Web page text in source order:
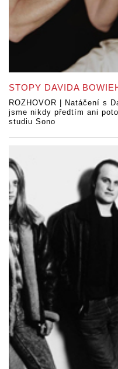
STOPY DAVIDA
ROZHOVOR | Natáčení s
jsme nikdy předtím ani
studiu Sono